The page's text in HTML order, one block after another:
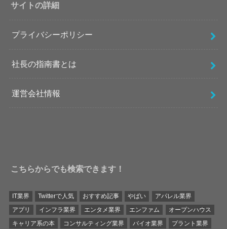
サイトの詳細
プライバシーポリシー
社長の指南書とは
運営会社情報
こちらからでも検索できます！
IT業界 Twitterで人気 おすすめ記事 やばい
アパレル業界
アプリ
インフラ業界 エンタメ業界 エンファム
オープンハウス
キャリア系の本
コンサルティング業界 バイオ業界 プラント業界